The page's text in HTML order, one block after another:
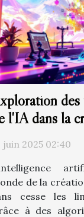
des
l'IA dans la
artistiques
juin 2025 02:40
de la
cesse les
à des